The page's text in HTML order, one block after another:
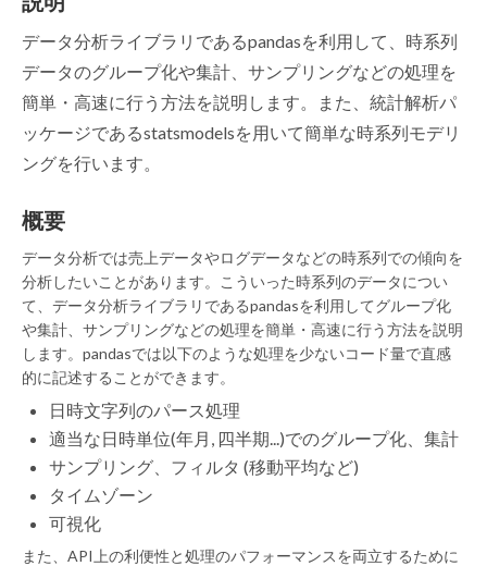
データ分析ライブラリであるpandasを利用して、時系列
データのグループ化や集計、サンプリングなどの処理を
簡単・高速に行う方法を説明します。また、統計解析パ
ッケージであるstatsmodelsを用いて簡単な時系列モデリ
ングを行います。
概要
データ分析では売上データやログデータなどの時系列での傾向を
分析したいことがあります。こういった時系列のデータについ
て、データ分析ライブラリであるpandasを利用してグループ化
や集計、サンプリングなどの処理を簡単・高速に行う方法を説明
します。pandasでは以下のような処理を少ないコード量で直感
的に記述することができます。
日時文字列のパース処理
適当な日時単位(年月, 四半期...)でのグループ化、集計
サンプリング、フィルタ (移動平均など)
タイムゾーン
可視化
また、API上の利便性と処理のパフォーマンスを両立するために